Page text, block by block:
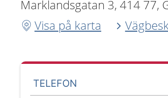
Marklandsgatan 3, 414 77,
Visa på karta
TELEFON